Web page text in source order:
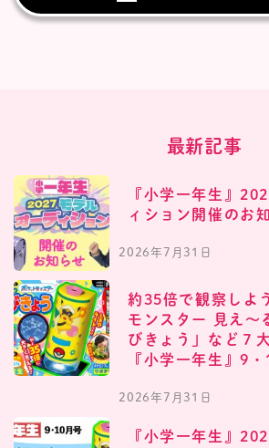
最新記事
『小学一年生』
ィション開催のお
2026年7月31日
約35倍で観察しよ
モンスター 見え〜
びきょう」など７
『小学一年生』9
2026年7月31日
『小学一年生』